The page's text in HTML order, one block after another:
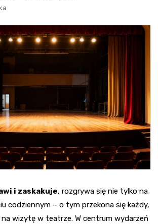
i zaskakuje, rozgrywa się nie tylko na
codziennym – o tym przekona się każdy,
wizytę w teatrze. W centrum wydarzeń